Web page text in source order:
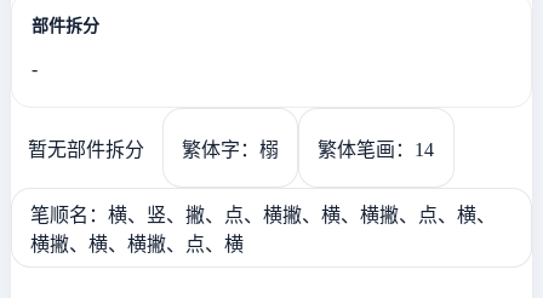
部件拆分
-
暂无部件拆分 繁体字：榒 繁体笔画：14
笔顺名：横、竖、撇、点、横撇、横、横撇、点、横、
横撇、横、横撇、点、横